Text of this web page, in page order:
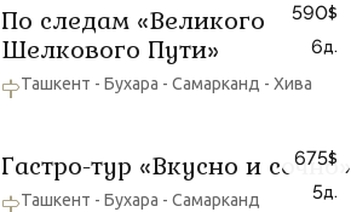
По следам «Великого
Шелкового Пути»
Ташкент - Бухара - Самарканд - Хива
590$
6д.
Гастро-тур «Вкусно и сочно»
Ташкент - Бухара - Самарканд
675$
5д.